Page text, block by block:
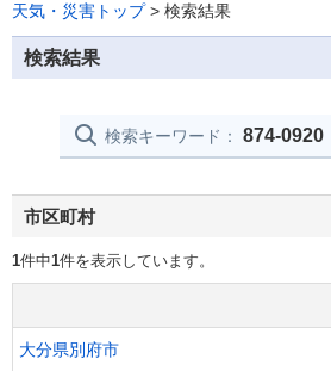
天気・災害トップ> 検索結果
検索結果
検索キーワード： 874-0920
市区町村
1件中1件を表示しています。
大分県別府市